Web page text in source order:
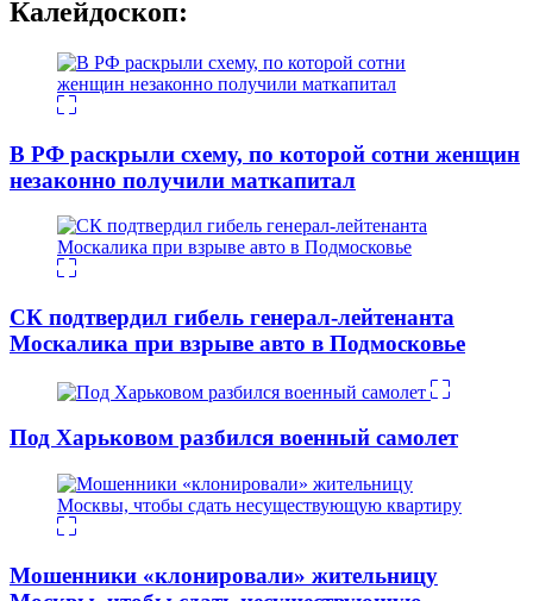
Калейдоскоп:
В РФ раскрыли схему, по которой сотни женщин
незаконно получили маткапитал
СК подтвердил гибель генерал-лейтенанта
Москалика при взрыве авто в Подмосковье
Под Харьковом разбился военный самолет
Мошенники «клонировали» жительницу